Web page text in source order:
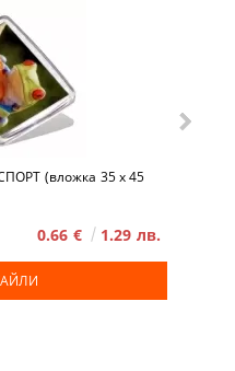
(вложка 35 x 45
0.66 € 1.29 лв.